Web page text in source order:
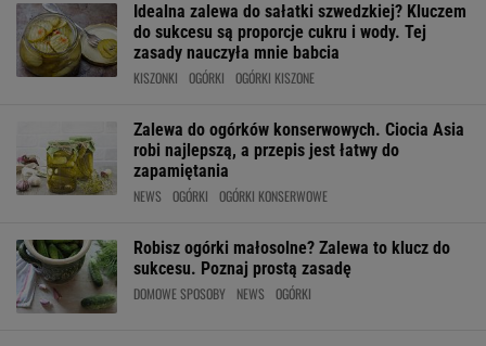
Idealna zalewa do sałatki szwedzkiej? Kluczem
do sukcesu są proporcje cukru i wody. Tej
zasady nauczyła mnie babcia
KISZONKI OGÓRKI OGÓRKI KISZONE
Zalewa do ogórków konserwowych. Ciocia Asia
robi najlepszą, a przepis jest łatwy do
zapamiętania
NEWS OGÓRKI OGÓRKI KONSERWOWE
Robisz ogórki małosolne? Zalewa to klucz do
sukcesu. Poznaj prostą zasadę
DOMOWE SPOSOBY NEWS OGÓRKI